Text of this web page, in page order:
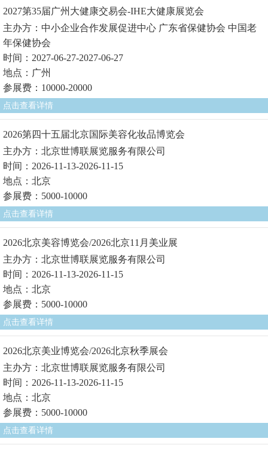
2027第35届广州大健康交易会-IHE大健康展览会
主办方：中小企业合作发展促进中心 广东省保健协会 中国老
年保健协会
时间：2027-06-27-2027-06-27
地点：广州
参展费：10000-20000
点击查看详情
2026第四十五届北京国际美容化妆品博览会
主办方：北京世博联展览服务有限公司
时间：2026-11-13-2026-11-15
地点：北京
参展费：5000-10000
点击查看详情
2026北京美容博览会/2026北京11月美业展
主办方：北京世博联展览服务有限公司
时间：2026-11-13-2026-11-15
地点：北京
参展费：5000-10000
点击查看详情
2026北京美业博览会/2026北京秋季展会
主办方：北京世博联展览服务有限公司
时间：2026-11-13-2026-11-15
地点：北京
参展费：5000-10000
点击查看详情